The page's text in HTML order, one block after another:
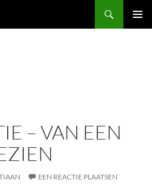
– VAN EEN
EEN REACTIE PLAATSEN